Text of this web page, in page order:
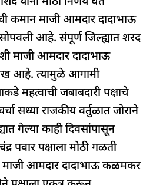
कमान माजी आमदार दादाभाऊ
आहे. संपूर्ण जिल्ह्यात शरद
माजी आमदार दादाभाऊ
आहे. त्यामुळे आगामी
महत्वाची जबाबदारी पक्षाचे
सध्या राजकीय वर्तुळात जोराने
गेल्या काही दिवसांपासून
पवार पक्षाला मोठी गळती
आमदार दादाभाऊ कळमकर